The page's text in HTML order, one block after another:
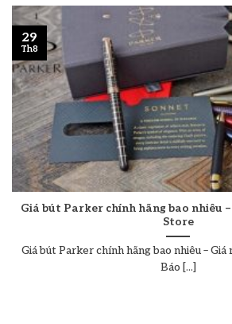
Giá bút Parker chính hãng bao nhiêu
Store
Giá bút Parker chính hãng bao nhiêu –
Báo [...]
29
Th8